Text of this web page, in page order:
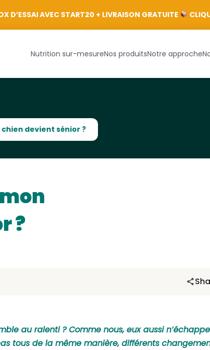
D’ESSAI AVEC START20 + LIVRAISON GRATUITE
Nutrition sur-mesureNos produitsNotre approche
Se connecter
devient sénior ?
?
au ralenti ? Comme nous, eux aussi
tous de la même manière, différents